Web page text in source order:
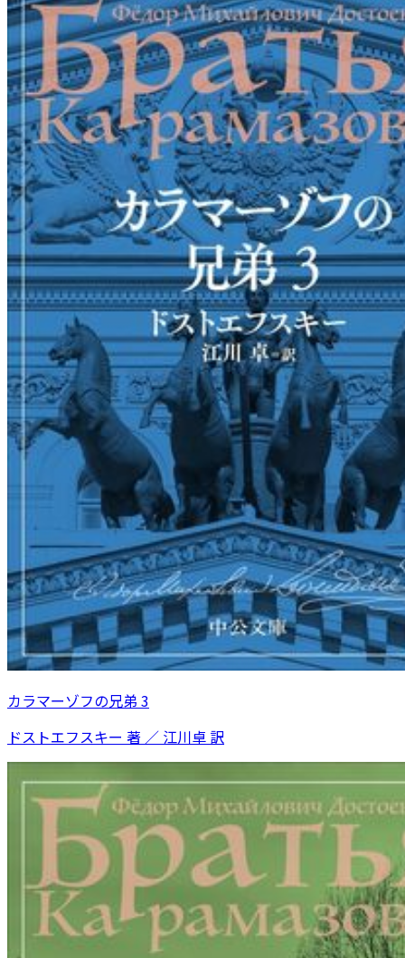
カラマーゾフの兄弟 3
ドストエフスキー 著 ／ 江川卓 訳